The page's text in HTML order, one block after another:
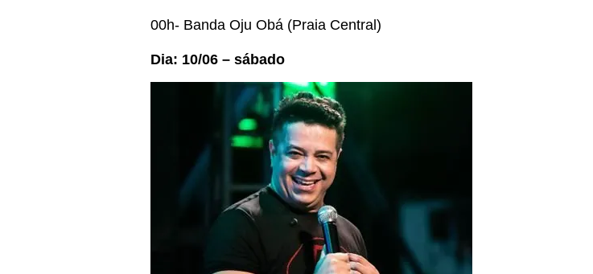
00h- Banda Oju Obá (Praia Central)
Dia: 10/06 – sábado